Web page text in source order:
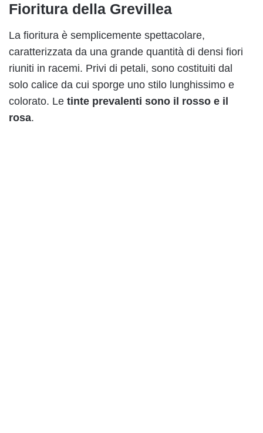
Fioritura della Grevillea
La fioritura è semplicemente spettacolare,
caratterizzata da una grande quantità di densi fiori
riuniti in racemi. Privi di petali, sono costituiti dal
solo calice da cui sporge uno stilo lunghissimo e
colorato. Le tinte prevalenti sono il rosso e il
rosa.